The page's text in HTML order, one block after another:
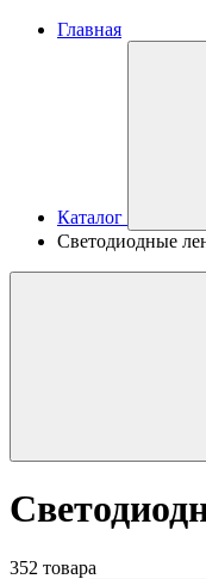
Главная
Каталог
Светодиодные
352 товара